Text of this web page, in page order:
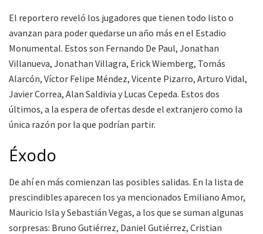
El reportero reveló los jugadores que tienen todo listo o
avanzan para poder quedarse un año más en el Estadio
Monumental. Estos son Fernando De Paul, Jonathan
Villanueva, Jonathan Villagra, Erick Wiemberg, Tomás
Alarcón, Víctor Felipe Méndez, Vicente Pizarro, Arturo Vidal,
Javier Correa, Alan Saldivia y Lucas Cepeda. Estos dos
últimos, a la espera de ofertas desde el extranjero como la
única razón por la que podrían partir.
Éxodo
De ahí en más comienzan las posibles salidas. En la lista de
prescindibles aparecen los ya mencionados Emiliano Amor,
Mauricio Isla y Sebastián Vegas, a los que se suman algunas
sorpresas: Bruno Gutiérrez, Daniel Gutiérrez, Cristian